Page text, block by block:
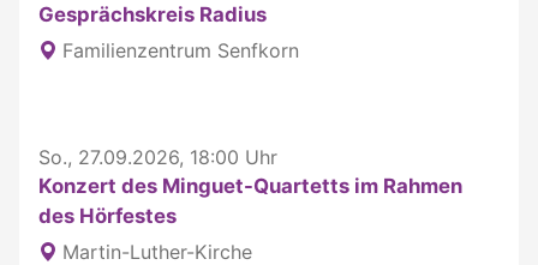
Gesprächskreis Radius
Familienzentrum Senfkorn
So., 27.09.2026, 18:00 Uhr
Konzert des Minguet-Quartetts im Rahmen
des Hörfestes
Martin-Luther-Kirche